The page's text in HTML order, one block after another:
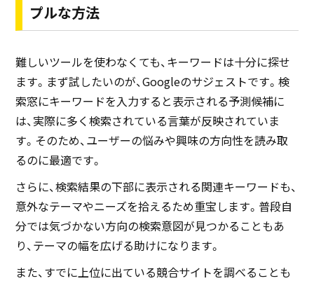
プルな方法
難しいツールを使わなくても、キーワードは十分に探せ
ます。まず試したいのが、Googleのサジェストです。検
索窓にキーワードを入力すると表示される予測候補に
は、実際に多く検索されている言葉が反映されていま
す。そのため、ユーザーの悩みや興味の方向性を読み取
るのに最適です。
さらに、検索結果の下部に表示される関連キーワードも、
意外なテーマやニーズを拾えるため重宝します。普段自
分では気づかない方向の検索意図が見つかることもあ
り、テーマの幅を広げる助けになります。
また、すでに上位に出ている競合サイトを調べることも